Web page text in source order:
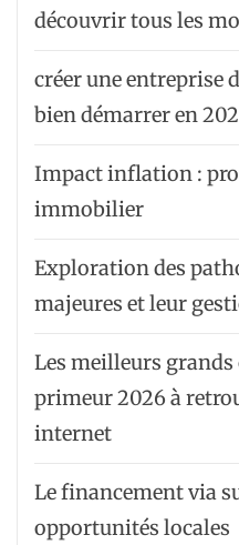
découvrir tous les
créer une entreprise
bien démarrer en
Impact inflation :
immobilier
Exploration des
majeures et leur
Les meilleurs grands
primeur 2026 à
internet
Le financement via
opportunités locales